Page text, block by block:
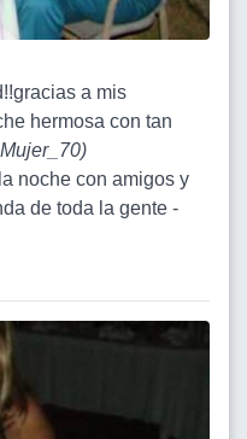
a mis
hermosa con tan
)
noche con amigos y
de toda la gente -